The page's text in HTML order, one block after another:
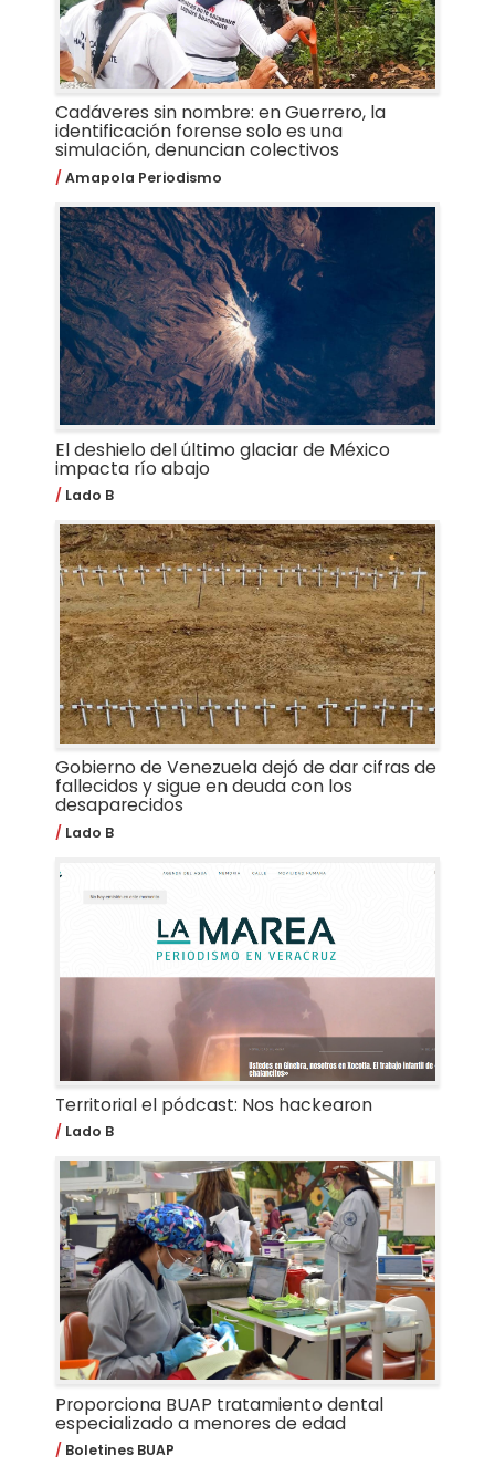
Cadáveres sin nombre: en Guerrero, la
identificación forense solo es una
simulación, denuncian colectivos
Amapola Periodismo
El deshielo del último glaciar de México
impacta río abajo
Lado B
Gobierno de Venezuela dejó de dar cifras de
fallecidos y sigue en deuda con los
desaparecidos
Lado B
Territorial el pódcast: Nos hackearon
Lado B
Proporciona BUAP tratamiento dental
especializado a menores de edad
Boletines BUAP